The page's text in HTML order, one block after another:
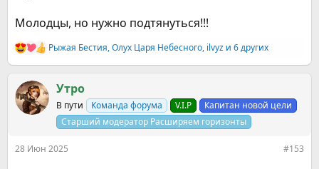
Молодцы, но нужно подтянуться!!!
Р
е
к
ц
и
Рыжая Бестия,Олух Царя Небесного, ilvyz и 6 других
Утро
В пути Команда форума V.I.P
Капитан новой цели
Старший модератор Расширяем горизонты
28 Июн 2025 #153